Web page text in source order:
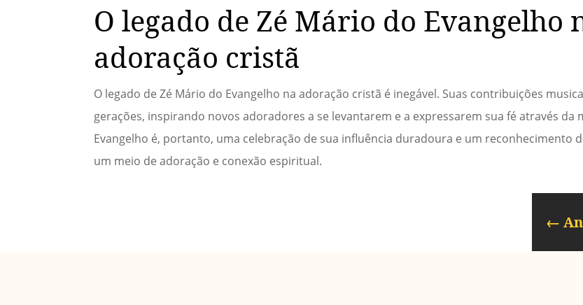
O legado de Zé Mário do Evangelho
adoração cristã
O legado de Zé Mário do Evangelho na adoração cristã é inegável. Suas contribuições
gerações, inspirando novos adoradores a se levantarem e a expressarem sua fé através da
Evangelho é, portanto, uma celebração de sua influência duradoura e um reconhecimento
um meio de adoração e conexão espiritual.
←